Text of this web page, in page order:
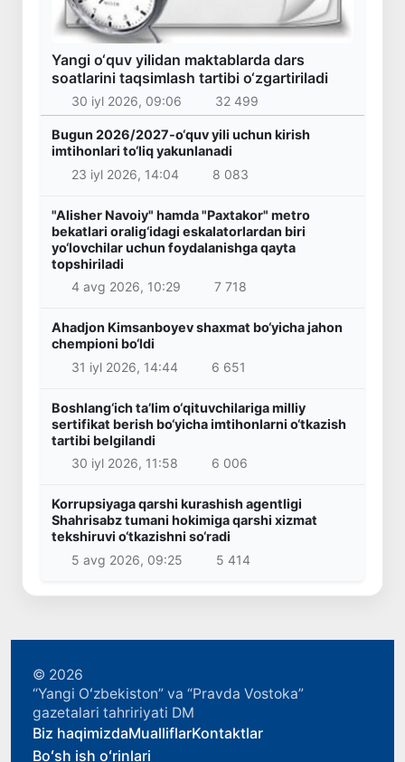
Yangi o‘quv yilidan maktablarda dars
soatlarini taqsimlash tartibi o‘zgartiriladi
30 iyl 2026, 09:06 32 499
Bugun 2026/2027-o‘quv yili uchun kirish
imtihonlari to‘liq yakunlanadi
23 iyl 2026, 14:04
8 083
"Alisher Navoiy" hamda "Paxtakor" metro
bekatlari oralig‘idagi eskalatorlardan biri
yo‘lovchilar uchun foydalanishga qayta
topshiriladi
4 avg 2026, 10:29
7 718
Ahadjon Kimsanboyev shaxmat bo‘yicha jahon
chempioni bo‘ldi
31 iyl 2026, 14:44
6 651
Boshlang‘ich ta’lim o‘qituvchilariga milliy
sertifikat berish bo‘yicha imtihonlarni o‘tkazish
tartibi belgilandi
30 iyl 2026, 11:58
6 006
Korrupsiyaga qarshi kurashish agentligi
Shahrisabz tumani hokimiga qarshi xizmat
tekshiruvi o‘tkazishni so‘radi
5 avg 2026, 09:25
5 414
© 2026
“Yangi Oʻzbekiston” va “Pravda Vostoka”
gazetalari tahririyati DM
Biz haqimizdaMualliflarKontaktlar
Boʻsh ish oʻrinlari